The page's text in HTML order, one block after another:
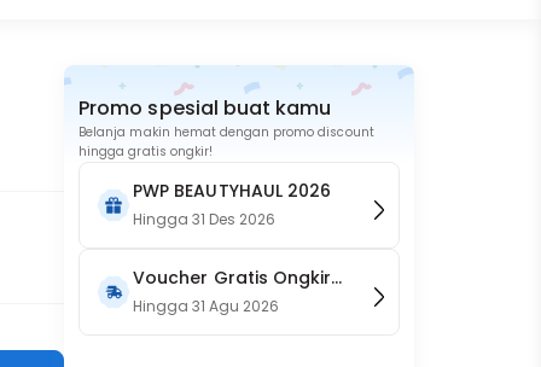
Promo spesial buat kamu
Belanja makin hemat dengan promo discount
hingga gratis ongkir!
PWP BEAUTYHAUL 2026
Hingga31 Des 2026
Voucher Gratis Ongkir
15RB (Only on Website)
Hingga31 Agu 2026